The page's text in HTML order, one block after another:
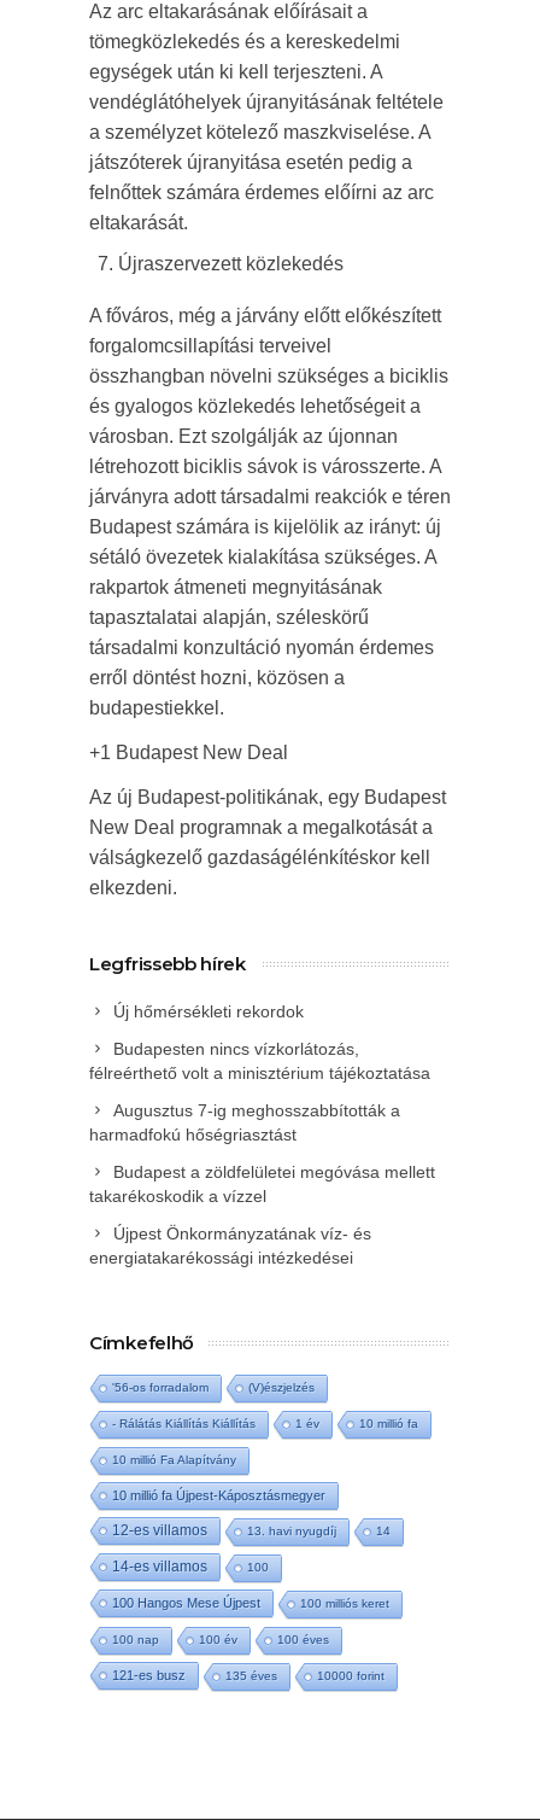
Az arc eltakarásának előírásait a
tömegközlekedés és a kereskedelmi
egységek után ki kell terjeszteni. A
vendéglátóhelyek újranyitásának feltétele
a személyzet kötelező maszkviselése. A
játszóterek újranyitása esetén pedig a
felnőttek számára érdemes előírni az arc
eltakarását.
Újraszervezett közlekedés
A főváros, még a járvány előtt előkészített
forgalomcsillapítási terveivel
összhangban növelni szükséges a biciklis
és gyalogos közlekedés lehetőségeit a
városban. Ezt szolgálják az újonnan
létrehozott biciklis sávok is városszerte. A
járványra adott társadalmi reakciók e téren
Budapest számára is kijelölik az irányt: új
sétáló övezetek kialakítása szükséges. A
rakpartok átmeneti megnyitásának
tapasztalatai alapján, széleskörű
társadalmi konzultáció nyomán érdemes
erről döntést hozni, közösen a
budapestiekkel.
+1 Budapest New Deal
Az új Budapest-politikának, egy Budapest
New Deal programnak a megalkotását a
válságkezelő gazdaságélénkítéskor kell
elkezdeni.
Legfrissebb hírek
Új hőmérsékleti rekordok
Budapesten nincs vízkorlátozás,
félreérthető volt a minisztérium tájékoztatása
Augusztus 7-ig meghosszabbították a
harmadfokú hőségriasztást
Budapest a zöldfelületei megóvása mellett
takarékoskodik a vízzel
Újpest Önkormányzatának víz- és
energiatakarékossági intézkedései
Címkefelhő
'56-os forradalom (V)észjelzés
- Rálátás Kiállítás Kiállítás 1 év 10 millió fa
10 millió Fa Alapítvány
10 millió fa Újpest-Káposztásmegyer
12-es villamos 13. havi nyugdíj 14
14-es villamos 100
100 Hangos Mese Újpest 100 milliós keret
100 nap 100 év 100 éves
121-es busz 135 éves 10000 forint